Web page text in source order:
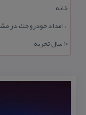
خانه
::
۱۰ سال تجربه